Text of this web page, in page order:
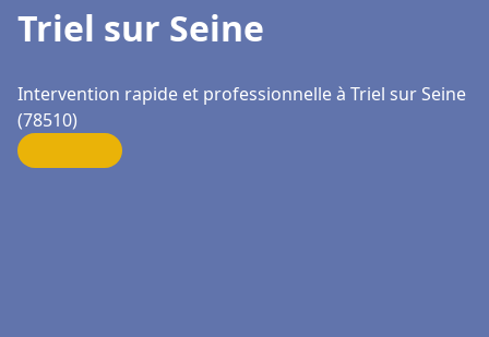
Triel sur Seine
Intervention rapide et professionnelle à Triel sur Seine
(78510)